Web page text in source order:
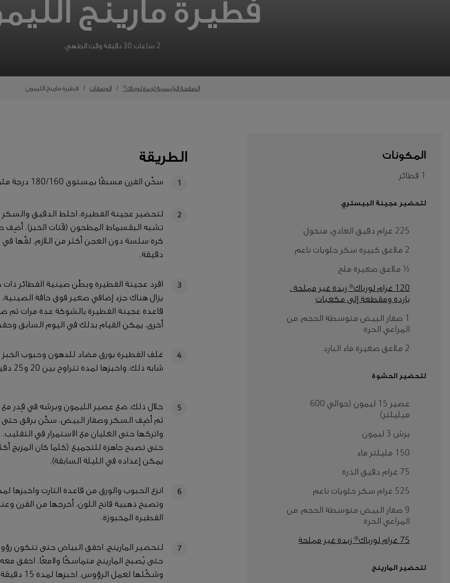
Middle
(العربية)
فطيرة مارينج
2 ساعات 30 دقيقة وقت الطهي
الصفحة الرئيسية لزبدة لورباك® الوصفات فطيرة مارينج الليمون
المكونات
1 فطائر
لتحضير عجينة البيستري
225 غرام دقيق العادي، منخول
2 ملاعق كبيرة سكر حلويات ناعم
½ ملاعق صغيرة ملح
120 غرام لورباك® زبدة غير مملحة ،
باردة ومقطعة إلى مكعبات
1 صفار البيض متوسطة الحجم، من
المراعي الحرة
2 ملاعق صغيرة ماء البارد
لتحضير الحشوة
عصير 15 ليمون (حوالي 600
ميليلتر)
برش 3 ليمون
150 مليلتر ماء
75 غرام دقيق الذرة
525 غرام سكر حلويات ناعم
9 صفار البيض متوسطة الحجم، من
المراعي الحرة
75 غرام لورباك® زبدة غير مملحة
لتحضير المارينج
الطريقة
1 سخّن الفرن مسبقًا بمستوى 180/160 درجة مئوية، واضبط علامة المروحة/الغاز على رقم 4.
2
لتحضير عجينة الفطيرة، اخلط الدقيق والسكر
تشبه البقسماط المطحون (فُتات الخبز). أضِف
دقيقة.
3
يزال هناك جزء إضافي صغير فوق حافة
أخرى. يمكن القيام بذلك في اليوم السابق
4
غلف الفطيرة بورق مضاد للدهون وحبوب الخبز
شابه ذلك، واخبزها لمدة تتراوح بين 20 و25 دقيقة.
5
خلال ذلك، ضع عصير الليمون وبرشه في قِدر
ثم أضِف السكر وصفار البيض. سخِّن برفق حتى
واتركها حتى الغليان مع الاستمرار في
حتى تصبح جاهزة للتجميع (كلما كان المزيج
يمكن إعداده في الليلة السابقة).
6
وتصبح ذهبية فاتح اللون. أخرجها من الفرن
الفطيرة المخبوزة.
7
لتحضير المارينج، اخفق البياض حتى تتكون
حتى يُصبح المارينج متماسكًا ولامعًا. اخفق
وشكّلها